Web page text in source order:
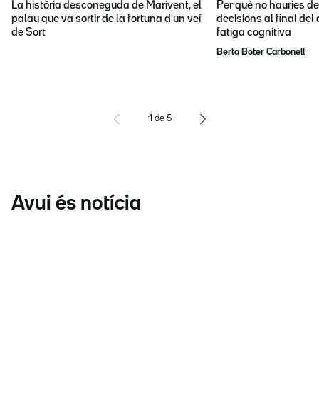
La història desconeguda de Marivent, el
palau que va sortir de la fortuna d'un veí
de Sort
Per què no hauries
decisions al final del
fatiga cognitiva
Berta Boter Carbonell
1 de 5
Avui és notícia